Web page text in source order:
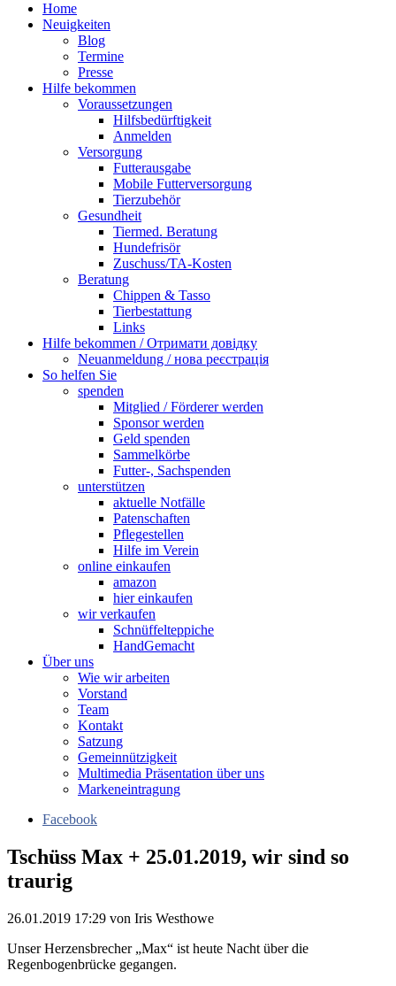
Home
Neuigkeiten
Blog
Termine
Presse
Hilfe bekommen
Voraussetzungen
Hilfsbedürftigkeit
Anmelden
Versorgung
Futterausgabe
Mobile Futterversorgung
Tierzubehör
Gesundheit
Tiermed. Beratung
Hundefrisör
Zuschuss/TA-Kosten
Beratung
Chippen & Tasso
Tierbestattung
Links
Hilfe bekommen / Отримати довідку
Neuanmeldung / нова реєстрація
So helfen Sie
spenden
Mitglied / Förderer werden
Sponsor werden
Geld spenden
Sammelkörbe
Futter-, Sachspenden
unterstützen
aktuelle Notfälle
Patenschaften
Pflegestellen
Hilfe im Verein
online einkaufen
amazon
hier einkaufen
wir verkaufen
Schnüffelteppiche
HandGemacht
Über uns
Wie wir arbeiten
Vorstand
Team
Kontakt
Satzung
Gemeinnützigkeit
Multimedia Präsentation über uns
Markeneintragung
Facebook
Tschüss Max + 25.01.2019, wir sind so
traurig
26.01.2019 17:29 von Iris Westhowe
Unser Herzensbrecher „Max“ ist heute Nacht über die
Regenbogenbrücke gegangen.